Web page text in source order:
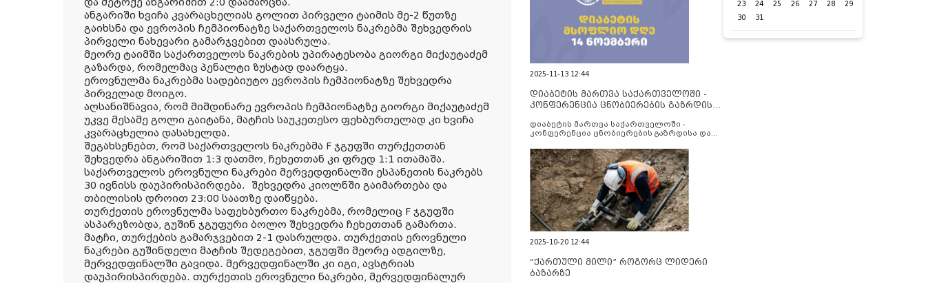
ანგარიში ხვიჩა კვარაცხელიას გოლით პირველი ტაიმის მე-2 წუთზე
გაიხსნა და ევროპის ჩემპიონატზე საქართველოს ნაკრებმა შეხვედრის
პირველი ნახევარი გამარჯვებით დაასრულა.
მეორე ტაიმში საქართველოს ნაკრების უპირატესობა გიორგი მიქაუტაძემ
გაზარდა, რომელმაც პენალტი ზუსტად დაარტყა.
ეროვნულმა ნაკრებმა სადებიუტო ევროპის ჩემპიონატზე შეხვედრა
პირველად მოიგო.
აღსანიშნავია, რომ მიმდინარე ევროპის ჩემპიონატზე გიორგი მიქაუტაძემ
უკვე მესამე გოლი გაიტანა, მატჩის საუკეთესო ფეხბურთელად კი ხვიჩა
კვარაცხელია დასახელდა.
შეგახსენებთ, რომ საქართველოს ნაკრებმა F ჯგუფში თურქეთთან
შეხვედრა ანგარიშით 1:3 დათმო, ჩეხეთთან კი ფრედ 1:1 ითამაშა.
საქართველოს ეროვნული ნაკრები მერვედფინალში ესპანეთის ნაკრებს
30 ივნისს დაუპირისპირდება. შეხვედრა კიოლნში გაიმართება და
თბილისის დროით 23:00 საათზე დაიწყება.
თურქეთის ეროვნულმა საფეხბურთო ნაკრებმა, რომელიც F ჯგუფში
ასპარეზობდა, გუშინ ჯგუფური ბოლო შეხვედრა ჩეხეთთან გამართა.
მატჩი, თურქების გამარჯვებით 2-1 დასრულდა. თურქეთის ეროვნული
ნაკრები გუშინდელი მატჩის შედეგებით, ჯგუფში მეორე ადგილზე,
მერვედფინალში გავიდა. მერვედფინალში კი იგი, ავსტრიას
დაუპირისპირდება. თურქეთის ეროვნული ნაკრები, მერვედფინალურ
2025-11-13 12:44
დიაბეტის მართვა საქართველოში -
კონფერენცია ცნობიერების გაზრდისა
დიაბეტის მართვა საქართველოში -
კონფერენცია ცნობიერების გაზრდისა და
2025-10-20 12:44
“ქართული მილი” როგორც ლიდერი
ბაზარზე
23
24 25 26 27 28
29
30
31